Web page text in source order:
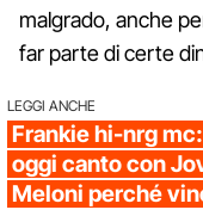
malgrado, anche
far parte di certe
LEGGI ANCHE
Frankie hi-nrg
oggi canto con
Meloni perché